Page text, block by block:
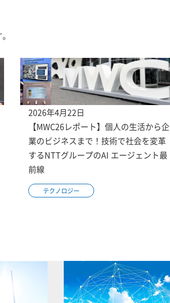
2026年4月22日
【MWC26レポート】個人の生活から企
業のビジネスまで！技術で社会を変革
するNTTグループのAI エージェント最
前線
テクノロジー